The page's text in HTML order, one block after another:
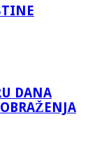
DANA